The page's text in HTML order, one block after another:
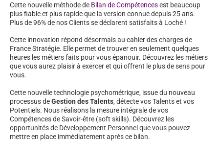
Cette nouvelle méthode de Bilan de Compétencesest beaucoup
plus fiable et plus rapide que la version connue depuis 25 ans.
Plus de 96% de nos Clients se déclarent satisfaits à Loché !
Cette innovation répond désormais au cahier des charges de
France Stratégie. Elle permet de trouver en seulement quelques
heures les métiers faits pour vous épanouir. Découvrez les métiers
que vous aurez plaisir à exercer et qui offrent le plus de sens pour
vous.
Cette nouvelle technologie psychométrique, issue du nouveau
processus deGestion des Talents, détecte vos Talents et vos
Potentiels. Nous réalisons la mesure intégrale de vos
Compétences de Savoir-être (soft skills). Découvrez les
opportunités de Développement Personnel que vous pouvez
mettre en place immédiatement après ce bilan.